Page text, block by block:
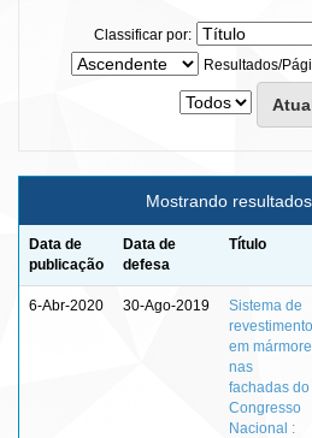
Classificar por:
Resultados/
Mostrando
Data de
publicação
Data de
defesa
Título
6-Abr-2020 30-Ago-2019
Sistema de
revestimento
em mármore
nas
fachadas do
Congresso
Nacional :